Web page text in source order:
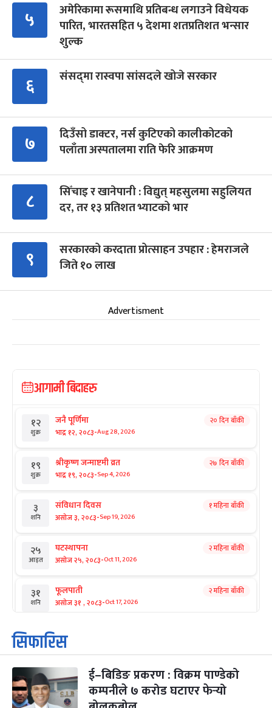
५
अमेरिकामा रूसमाथि प्रतिबन्ध लगाउने विधेयक
पारित, भारतसहित ५ देशमा शतप्रतिशत भन्सार
शुल्क
६ संसद्‍मा रास्वपा सांसदले खोजे सरकार
७
दिउँसो डाक्टर, नर्स कुटिएको कालीकोटको
पलाँता अस्पतालमा राति फेरि आक्रमण
८
सिँचाइ र खानेपानी : विद्युत् महसुलमा सहुलियत
दर, तर १३ प्रतिशत भ्याटको भार
९
सरकारको करदाता प्रोत्साहन उपहार : हेमराजले
जिते १० लाख
Advertisment
आगामी बिदाहरु
१२
शुक्र
जनै पूर्णिमा
भाद्र १२, २०८३-Aug 28, 2026
२० दिन बाँकी
१९
शुक्र
श्रीकृष्ण जन्माष्टमी व्रत
भाद्र १९, २०८३-Sep 4, 2026
२७ दिन बाँकी
३
शनि
संविधान दिवस
असोज ३, २०८३-Sep 19, 2026
१ महिना बाँकी
२५
आइत
घटस्थापना
असोज २५, २०८३-Oct 11, 2026
२ महिना बाँकी
३१
शनि
फूलपाती
असोज ३१ , २०८३-Oct 17, 2026
२ महिना बाँकी
१
आइत
कार्तिक सङ्क्रान्ति
कार्तिक १, २०८३
३
मंगल
महानवमी
कार्तिक ३, २०८३-Oct 20, 2026
२ महिना बाँकी
सिफारिस
ई–बिडिङ प्रकरण : विक्रम पाण्डेको
कम्पनीले ७ करोड घटाएर फेर्‍यो